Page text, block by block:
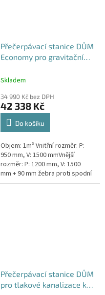
Přečerpávací stanice DŮM
Economy pro gravitační
nádrž 1m3
Skladem
34 990 Kč bez DPH
42 338 Kč
Do košíku
Objem: 1m³ Vnitřní rozměr: P:
950 mm, V: 1500 mmVnější
rozměr: P: 1200 mm, V: 1500
mm + 90 mm žebra proti spodní
vodě + komínek Kvalitní a
Přečerpávací stanice DŮM
pro tlakové kanalizace k